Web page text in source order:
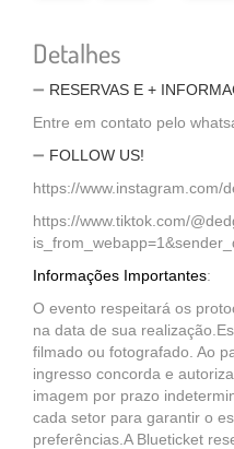
Detalhes
➖ RESERVAS E +
Entre em contato pelo
➖ FOLLOW US!
https://www.instagram.com/
https://www.tiktok.com/
Informações Importantes:
O evento respeitará os
na data de sua
filmado ou fotografado. Ao
ingresso concorda e
imagem por prazo
cada setor para garantir o
preferências.A Blueticket